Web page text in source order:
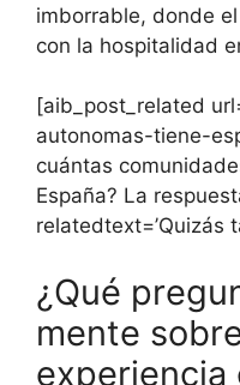
imborrable, donde
con la hospitalidad
[aib_post_related
autonomas-tiene-
cuántas
España? La
relatedtext=’Quizás
¿Qué
mente
experiencia